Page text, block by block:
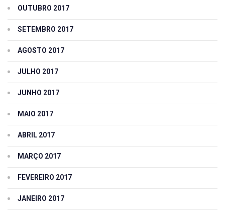
OUTUBRO 2017
SETEMBRO 2017
AGOSTO 2017
JULHO 2017
JUNHO 2017
MAIO 2017
ABRIL 2017
MARÇO 2017
FEVEREIRO 2017
JANEIRO 2017